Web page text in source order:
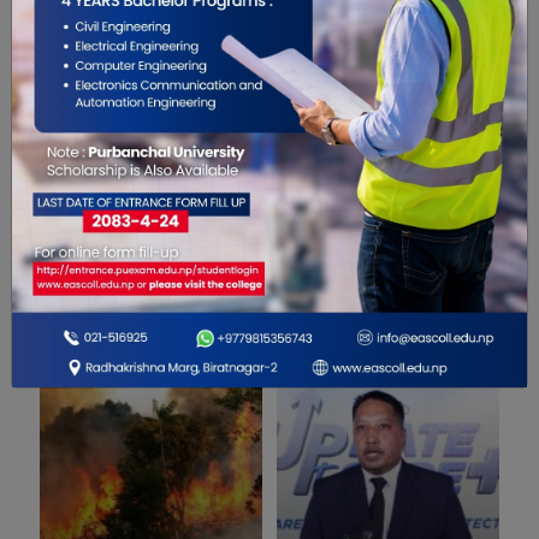
सम्बंधित खबरहरु